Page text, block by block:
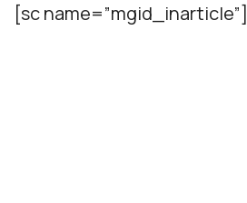
[sc name=”mgid_inarticle”]